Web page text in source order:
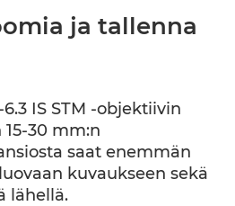
ja tallenna
6.3 IS STM -objektiivin
30 mm:n
saat enemmän
kuvaukseen sekä
lähellä.